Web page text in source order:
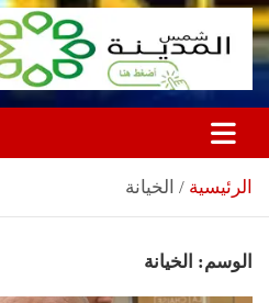
الرئيسية الخيانة
الوسم: الخيانة